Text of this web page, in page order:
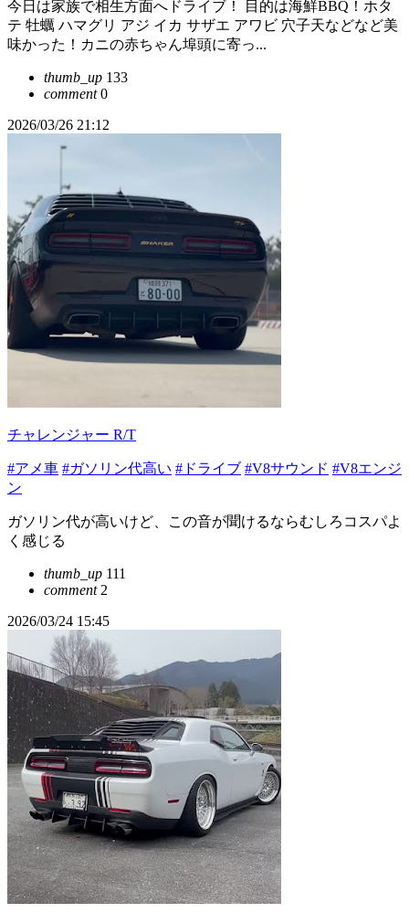
今日は家族で相生方面へドライブ！ 目的は海鮮BBQ！ホタ
テ 牡蠣 ハマグリ アジ イカ サザエ アワビ 穴子天などなど美
味かった！カニの赤ちゃん埠頭に寄っ...
thumb_up 133
comment0
2026/03/26 21:12
チャレンジャー R/T
#アメ車 #ガソリン代高い #ドライブ #V8サウンド #V8エンジ
ン
ガソリン代が高いけど、この音が聞けるならむしろコスパよ
く感じる
thumb_up 111
comment2
2026/03/24 15:45